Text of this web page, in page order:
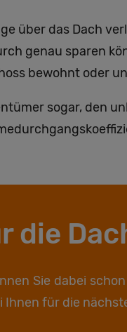
über das Dach
genau sparen
bewohnt oder
sogar, den
die
Sie dabei
Ihnen für die